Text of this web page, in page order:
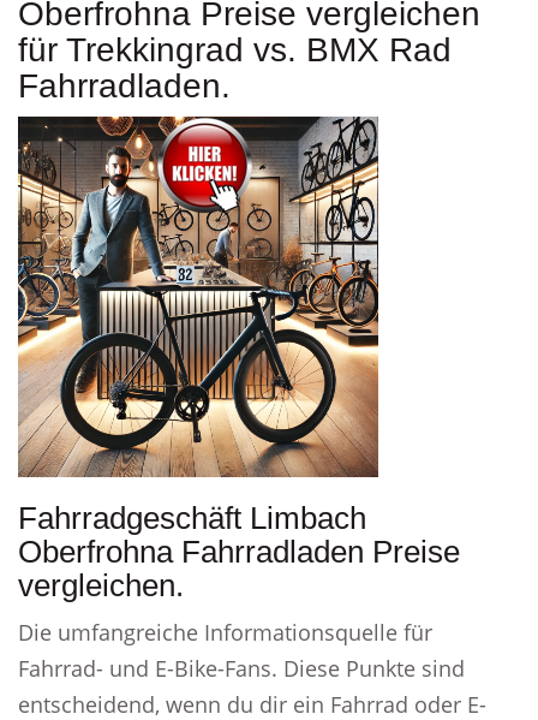
Oberfrohna Preise vergleichen
für Trekkingrad vs. BMX Rad
Fahrradladen.
Fahrradgeschäft Limbach
Oberfrohna Fahrradladen Preise
vergleichen.
Die umfangreiche Informationsquelle für
Fahrrad- und E-Bike-Fans. Diese Punkte sind
entscheidend, wenn du dir ein Fahrrad oder E-